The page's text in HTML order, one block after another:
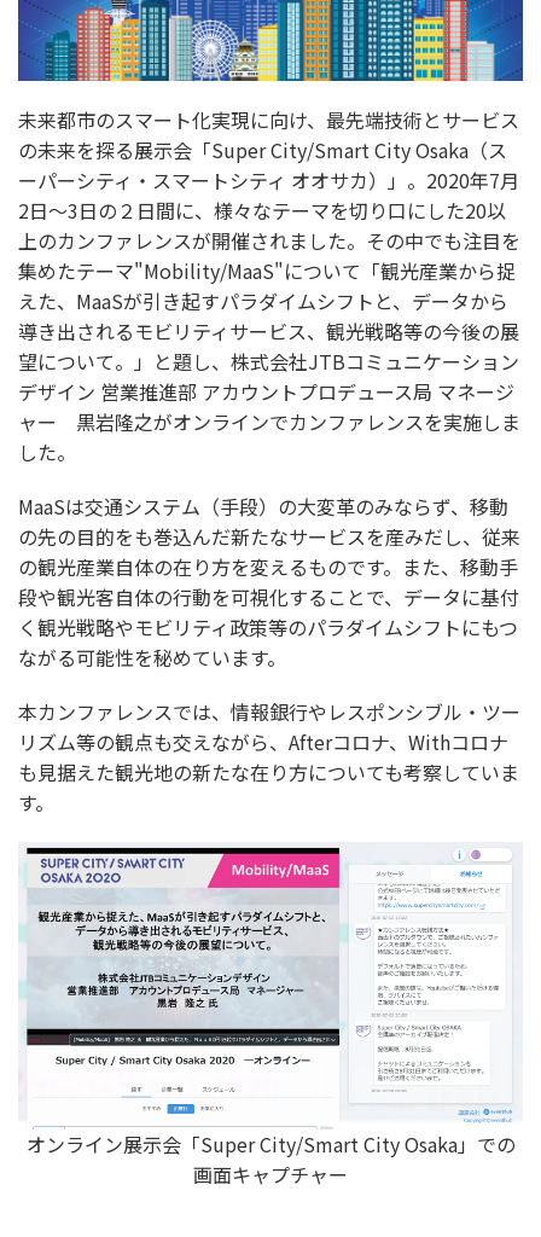
未来都市のスマート化実現に向け、最先端技術とサービス
の未来を探る展示会「Super City/Smart City Osaka（ス
ーパーシティ・スマートシティ オオサカ）」。2020年7月
2日〜3日の２日間に、様々なテーマを切り口にした20以
上のカンファレンスが開催されました。その中でも注目を
集めたテーマ"Mobility/MaaS"について「観光産業から捉
えた、MaaSが引き起すパラダイムシフトと、データから
導き出されるモビリティサービス、観光戦略等の今後の展
望について。」と題し、株式会社JTBコミュニケーション
デザイン 営業推進部 アカウントプロデュース局 マネージ
ャー 黒岩隆之がオンラインでカンファレンスを実施しま
した。
MaaSは交通システム（手段）の大変革のみならず、移動
の先の目的をも巻込んだ新たなサービスを産みだし、従来
の観光産業自体の在り方を変えるものです。また、移動手
段や観光客自体の行動を可視化することで、データに基付
く観光戦略やモビリティ政策等のパラダイムシフトにもつ
ながる可能性を秘めています。
本カンファレンスでは、情報銀行やレスポンシブル・ツー
リズム等の観点も交えながら、Afterコロナ、Withコロナ
も見据えた観光地の新たな在り方についても考察していま
す。
オンライン展示会「Super City/Smart City Osaka」での
画面キャプチャー